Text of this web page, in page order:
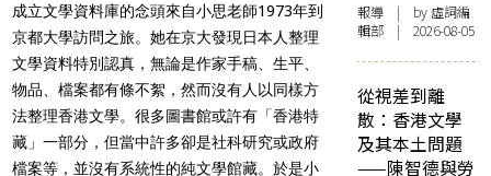
成立文學資料庫的念頭來自小思老師1973年到
京都大學訪問之旅。她在京大發現日本人整理
文學資料特別認真，無論是作家手稿、生平、
物品、檔案都有條不絮，然而沒有人以同樣方
法整理香港文學。很多圖書館或許有「香港特
藏」一部分，但當中許多卻是社科研究或政府
檔案等，並沒有系統性的純文學館藏。於是小
報導 | by 虛詞編
輯部 | 2026-08-05
從視差到離
散：香港文學
及其本土問題
——陳智德與勞